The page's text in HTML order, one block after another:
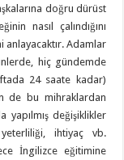
doğru dürüst
nasıl çalındığını
anlayacaktır. Adamlar
hiç gündemde
24 saate kadar)
de bu mihraklardan
yapılmış değişiklikler
ihtiyaç vb.
İngilizce eğitimine